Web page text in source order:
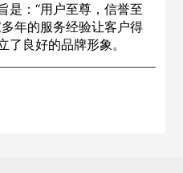
是：“用户至尊，信誉至
年的服务经验让客户得
了良好的品牌形象。